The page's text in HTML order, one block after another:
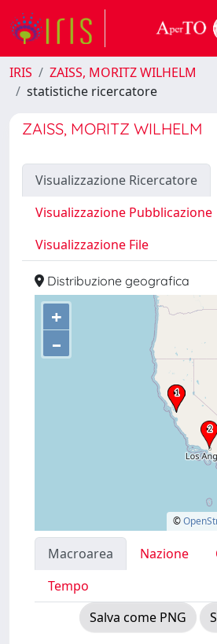
IRIS
ZAISS, MORITZ WILHELM
statistiche ricercatore
ZAISS, MORITZ WILHELM
Visualizzazione Ricercatore
Visualizzazione Pubblicazione
Visualizzazione File
Distribuzione geografica
+
–
©
Macroarea Nazione
Tempo
Salva come PNG